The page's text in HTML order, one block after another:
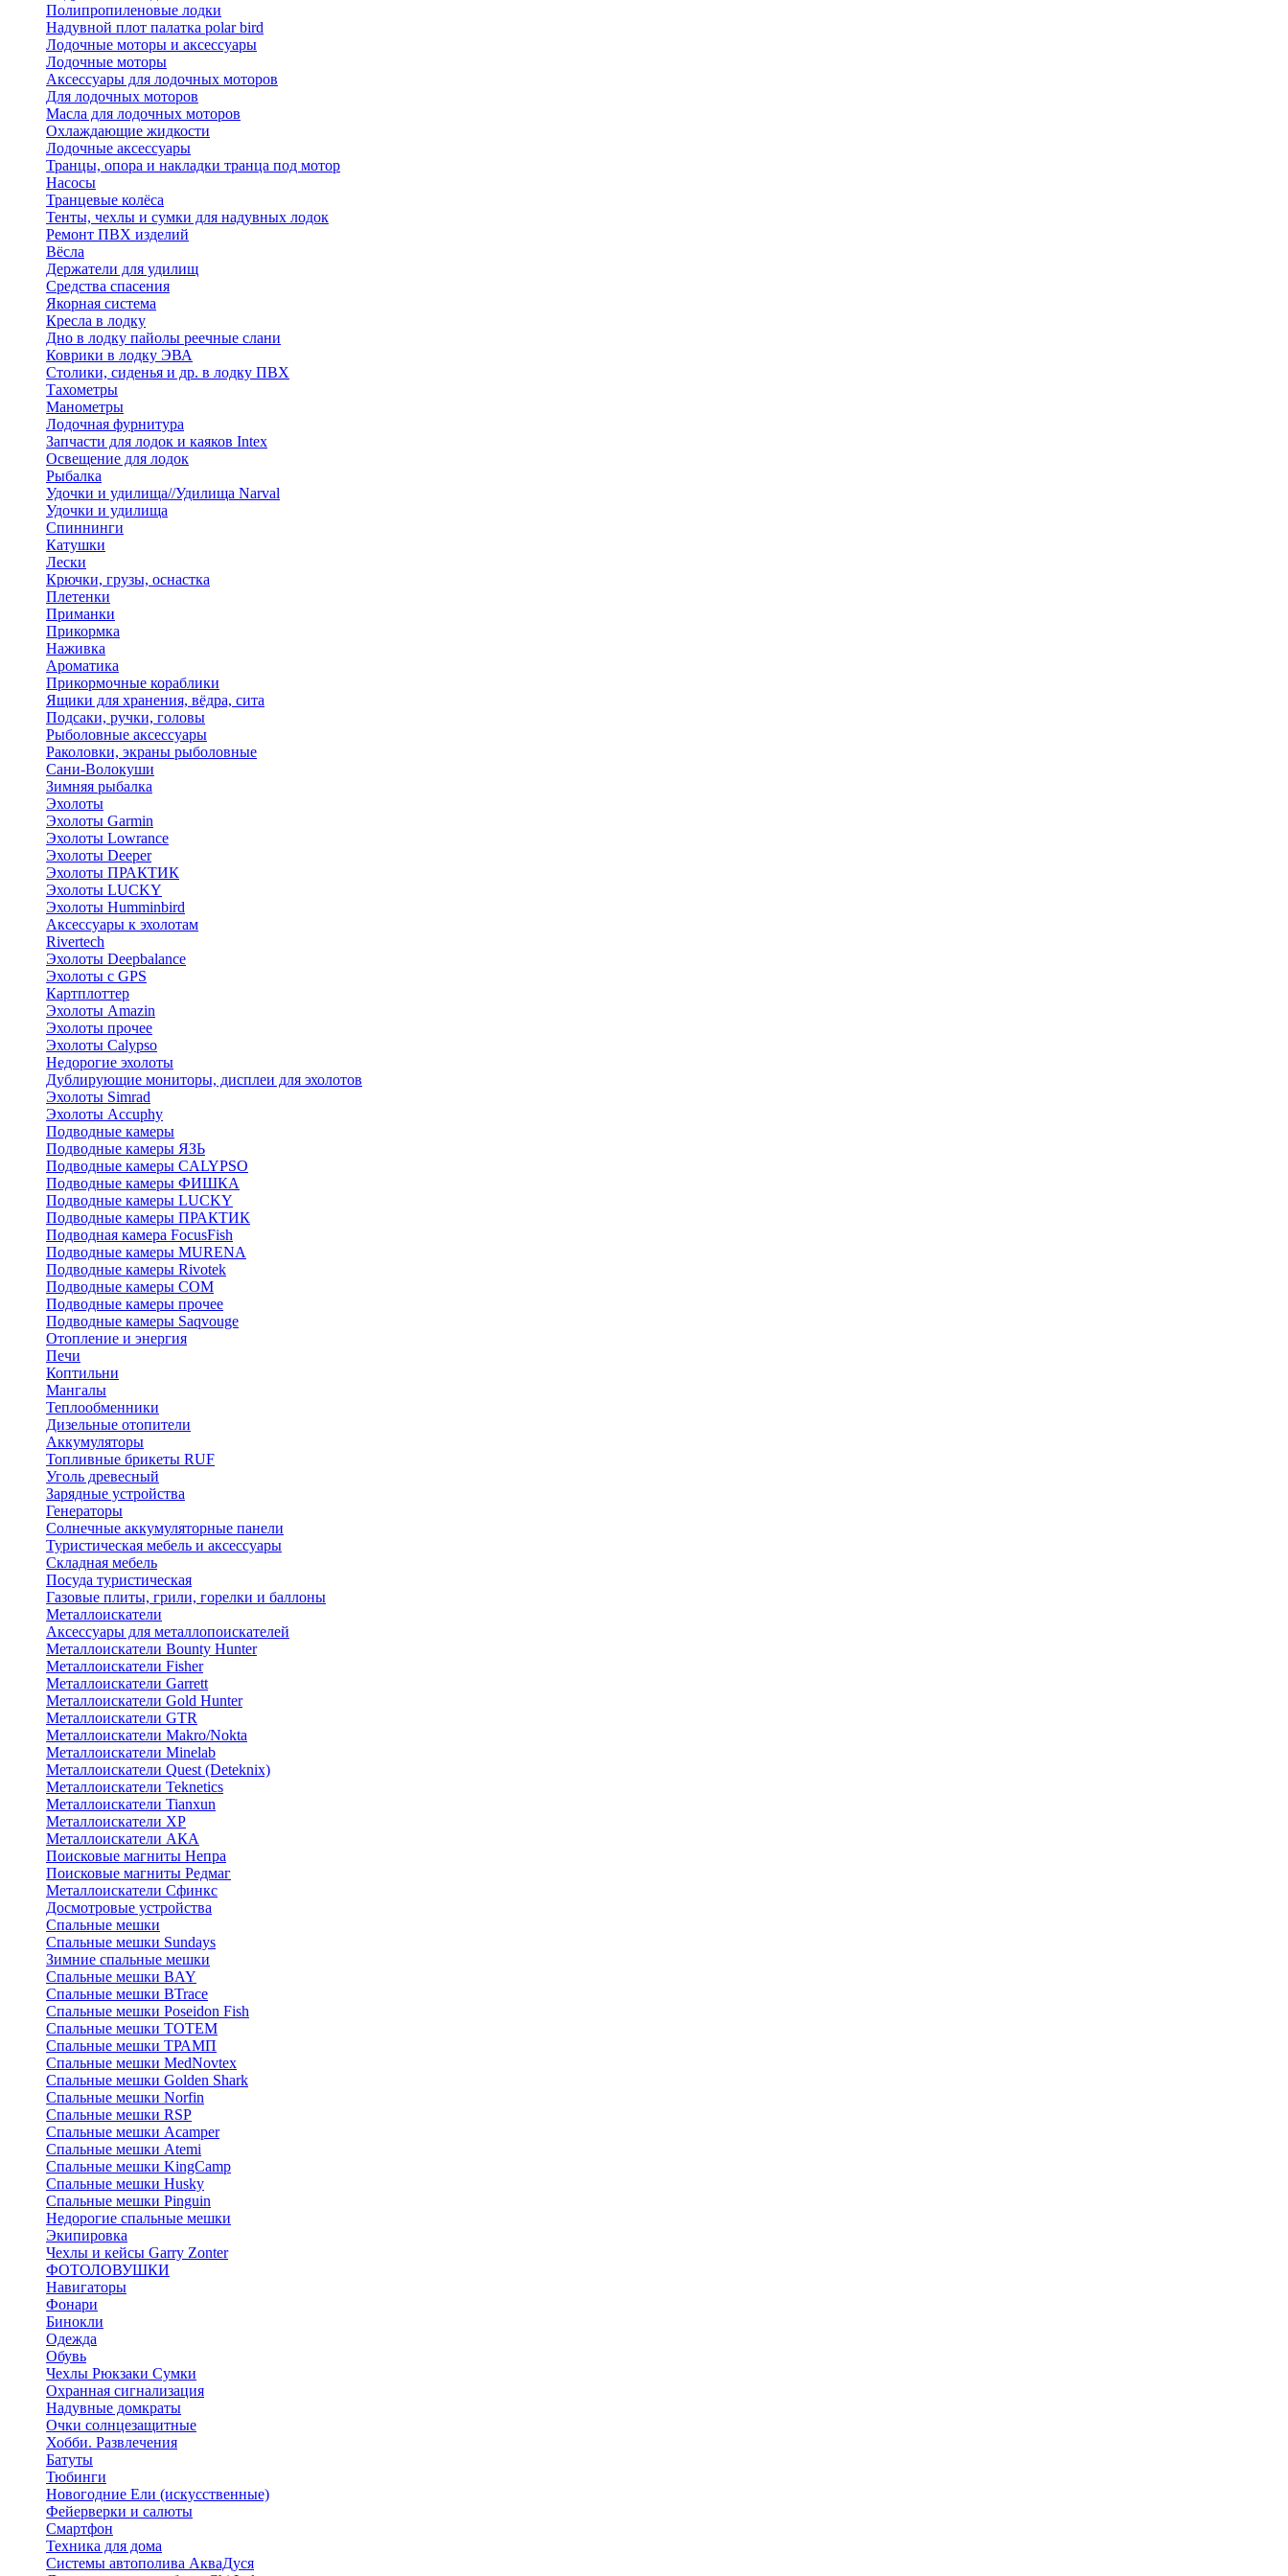
Полипропиленовые лодки
Надувной плот палатка polar bird
Лодочные моторы и аксессуары
Лодочные моторы
Аксессуары для лодочных моторов
Для лодочных моторов
Масла для лодочных моторов
Охлаждающие жидкости
Лодочные аксессуары
Транцы, опора и накладки транца под мотор
Насосы
Транцевые колёса
Тенты, чехлы и сумки для надувных лодок
Ремонт ПВХ изделий
Вёсла
Держатели для удилищ
Средства спасения
Якорная система
Кресла в лодку
Дно в лодку пайолы реечные слани
Коврики в лодку ЭВА
Столики, сиденья и др. в лодку ПВХ
Тахометры
Манометры
Лодочная фурнитура
Запчасти для лодок и каяков Intex
Освещение для лодок
Рыбалка
Удочки и удилища//Удилища Narval
Удочки и удилища
Спиннинги
Катушки
Лески
Крючки, грузы, оснастка
Плетенки
Приманки
Прикормка
Наживка
Ароматика
Прикормочные кораблики
Ящики для хранения, вёдра, сита
Подсаки, ручки, головы
Рыболовные аксессуары
Раколовки, экраны рыболовные
Сани-Волокуши
Зимняя рыбалка
Эхолоты
Эхолоты Garmin
Эхолоты Lowrance
Эхолоты Deeper
Эхолоты ПРАКТИК
Эхолоты LUCKY
Эхолоты Humminbird
Аксессуары к эхолотам
Rivertech
Эхолоты Deepbalance
Эхолоты с GPS
Картплоттер
Эхолоты Amazin
Эхолоты прочее
Эхолоты Calypso
Недорогие эхолоты
Дублирующие мониторы, дисплеи для эхолотов
Эхолоты Simrad
Эхолоты Accuphy
Подводные камеры
Подводные камеры ЯЗЬ
Подводные камеры CALYPSO
Подводные камеры ФИШКА
Подводные камеры LUCKY
Подводные камеры ПРАКТИК
Подводная камера FocusFish
Подводные камеры MURENA
Подводные камеры Rivotek
Подводные камеры СОМ
Подводные камеры прочее
Подводные камеры Saqvouge
Отопление и энергия
Печи
Коптильни
Мангалы
Теплообменники
Дизельные отопители
Аккумуляторы
Топливные брикеты RUF
Уголь древесный
Зарядные устройства
Генераторы
Солнечные аккумуляторные панели
Туристическая мебель и аксессуары
Складная мебель
Посуда туристическая
Газовые плиты, грили, горелки и баллоны
Металлоискатели
Аксессуары для металлопоискателей
Металлоискатели Bounty Hunter
Металлоискатели Fisher
Металлоискатели Garrett
Металлоискатели Gold Hunter
Металлоискатели GTR
Металлоискатели Makro/Nokta
Металлоискатели Minelab
Металлоискатели Quest (Deteknix)
Металлоискатели Teknetics
Металлоискатели Tianxun
Металлоискатели XP
Металлоискатели АКА
Поисковые магниты Непра
Поисковые магниты Редмаг
Металлоискатели Сфинкс
Досмотровые устройства
Спальные мешки
Спальные мешки Sundays
Зимние спальные мешки
Спальные мешки BAY
Спальные мешки BTrace
Спальные мешки Poseidon Fish
Спальные мешки ТОТЕМ
Спальные мешки ТРАМП
Cпальные мешки MedNovtex
Спальные мешки Golden Shark
Спальные мешки Norfin
Спальные мешки RSP
Спальные мешки Acamper
Спальные мешки Atemi
Спальные мешки KingCamp
Спальные мешки Husky
Спальные мешки Pinguin
Недорогие спальные мешки
Экипировка
Чехлы и кейсы Garry Zonter
ФОТОЛОВУШКИ
Навигаторы
Фонари
Бинокли
Одежда
Обувь
Чехлы Рюкзаки Сумки
Охранная сигнализация
Надувные домкраты
Очки солнцезащитные
Хобби. Развлечения
Батуты
Тюбинги
Новогодние Ели (искусственные)
Фейерверки и салюты
Смартфон
Техника для дома
Системы автополива АкваДуся